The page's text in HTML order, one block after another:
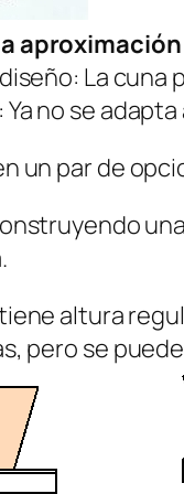
aproximación
La cuna
no se adapta
un par de
altura
pero se